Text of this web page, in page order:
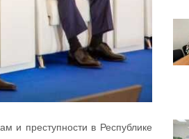
и преступности в Республике